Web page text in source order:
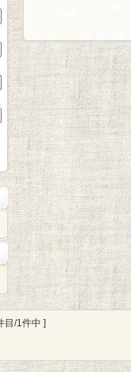
目/1件中 ]